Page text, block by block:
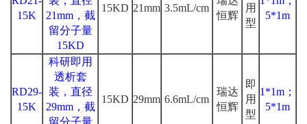
15K
21mm，截
留分子量
15KD
15KD 21mm 3.5mL/cm
恒辉
用
型
5*1m
RD29-
15K
科研即用
透析套
装，直径
29mm，截
留分子量
15KD 29mm 6.6mL/cm
瑞达
恒辉
即
用
型
1*1m；
5*1m